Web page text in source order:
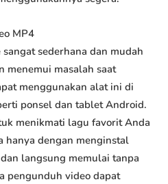
MP4
sederhana dan mudah
menemui masalah saat
menggunakan alat ini di
ponsel dan tablet Android.
menikmati lagu favorit Anda
hanya dengan menginstal
langsung memulai tanpa
pengunduh video dapat